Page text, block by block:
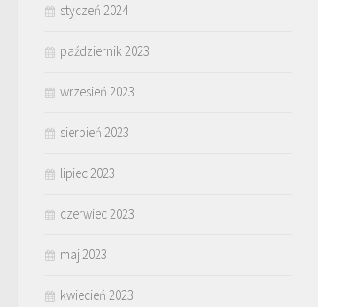
styczeń 2024
październik 2023
wrzesień 2023
sierpień 2023
lipiec 2023
czerwiec 2023
maj 2023
kwiecień 2023